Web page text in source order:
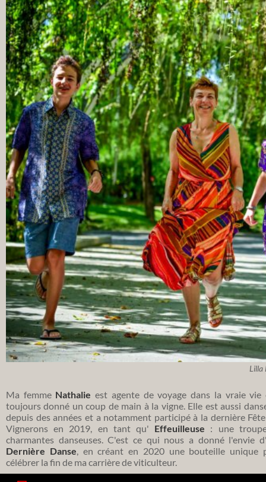
Lilla
Ma femme Nathalie est agente de voyage dans la vraie vie
toujours donné un coup de main à la vigne. Elle est aussi
depuis des années et a notamment participé à la dernière
Vignerons en 2019, en tant qu' Effeuilleuse : une
charmantes danseuses. C'est ce qui nous a donné l'envie
Dernière Danse , en créant en 2020 une bouteille unique
célébrer la fin de ma carrière de viticulteur.